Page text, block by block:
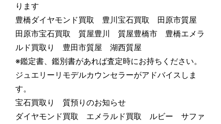
ります
豊橋ダイヤモンド買取 豊川宝石買取 田原市質屋
田原市宝石買取 質屋豊川 質屋豊橋市 豊橋エメラ
ルド買取り 豊田市質屋 湖西質屋
※鑑定書、鑑別書があれば査定時にお持ちください。
ジュエリーリモデルカウンセラーがアドバイスしま
す。
宝石買取り 質預りのお知らせ
ダイヤモンド買取 エメラルド買取 ルビー サファ